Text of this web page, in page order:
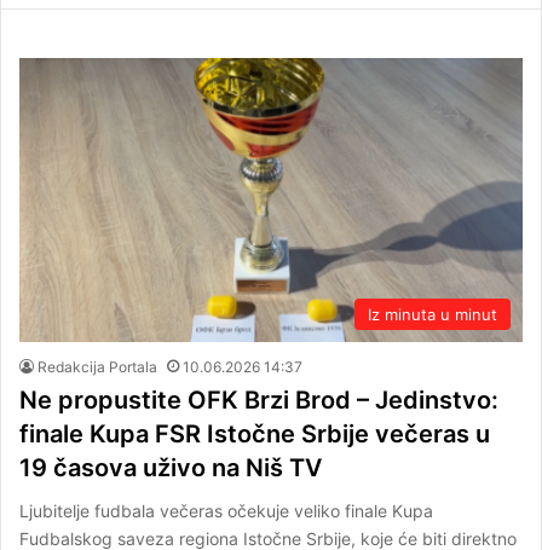
Iz minuta u minut
Redakcija Portala 10.06.2026 14:37
Ne propustite OFK Brzi Brod – Jedinstvo:
finale Kupa FSR Istočne Srbije večeras u
19 časova uživo na Niš TV
Ljubitelje fudbala večeras očekuje veliko finale Kupa
Fudbalskog saveza regiona Istočne Srbije, koje će biti direktno